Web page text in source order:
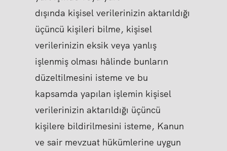
dışında kişisel verilerinizin aktarıldığı
üçüncü kişileri bilme, kişisel
verilerinizin eksik veya yanlış
işlenmiş olması hâlinde bunların
düzeltilmesini isteme ve bu
kapsamda yapılan işlemin kişisel
verilerinizin aktarıldığı üçüncü
kişilere bildirilmesini isteme, Kanun
ve sair mevzuat hükümlerine uygun